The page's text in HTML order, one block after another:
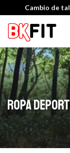
Cambio de
ROPA